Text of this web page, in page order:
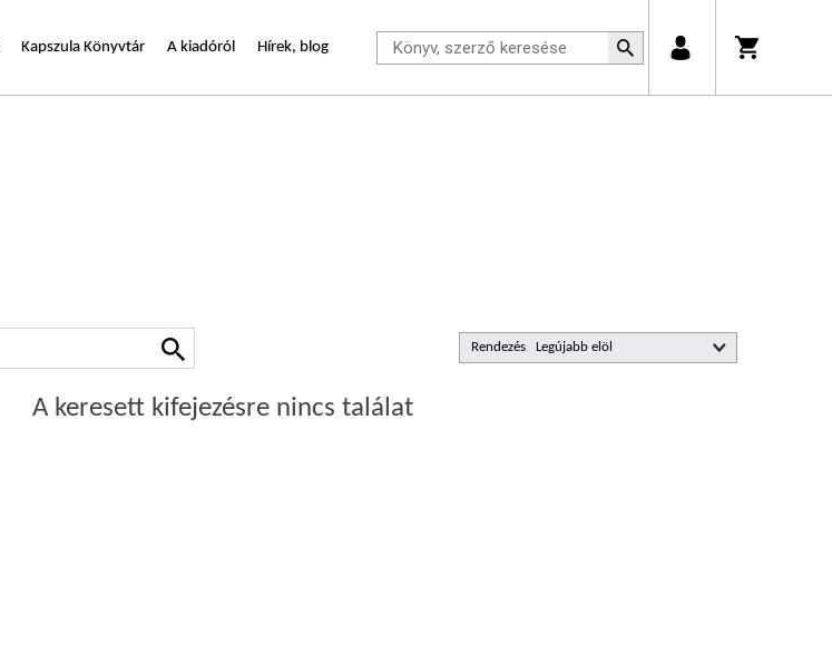
Kapszula Könyvtár A kiadóról Hírek, blog
Rendezés
A keresett kifejezésre nincs találat